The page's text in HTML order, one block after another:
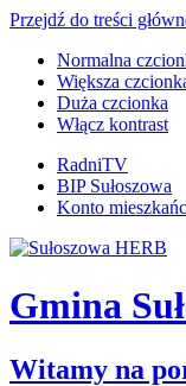
Przejdź do treści
Normalna
Większa
Duża czcionka
Włącz kontrast
RadniTV
BIP Sułoszowa
Konto
Gmina
Witamy na